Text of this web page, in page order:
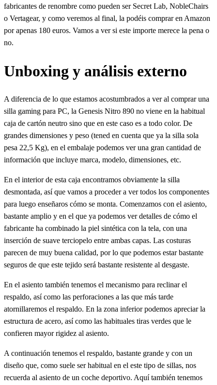
fabricantes de renombre como pueden ser Secret Lab, NobleChairs
o Vertagear, y como veremos al final, la podéis comprar en Amazon
por apenas 180 euros. Vamos a ver si este importe merece la pena o
no.
Unboxing y análisis externo
A diferencia de lo que estamos acostumbrados a ver al comprar una
silla gaming para PC, la Genesis Nitro 890 no viene en la habitual
caja de cartón neutro sino que en este caso es a todo color. De
grandes dimensiones y peso (tened en cuenta que ya la silla sola
pesa 22,5 Kg), en el embalaje podemos ver una gran cantidad de
información que incluye marca, modelo, dimensiones, etc.
En el interior de esta caja encontramos obviamente la silla
desmontada, así que vamos a proceder a ver todos los componentes
para luego enseñaros cómo se monta. Comenzamos con el asiento,
bastante amplio y en el que ya podemos ver detalles de cómo el
fabricante ha combinado la piel sintética con la tela, con una
inserción de suave terciopelo entre ambas capas. Las costuras
parecen de muy buena calidad, por lo que podemos estar bastante
seguros de que este tejido será bastante resistente al desgaste.
En el asiento también tenemos el mecanismo para reclinar el
respaldo, así como las perforaciones a las que más tarde
atornillaremos el respaldo. En la zona inferior podemos apreciar la
estructura de acero, así como las habituales tiras verdes que le
confieren mayor rigidez al asiento.
A continuación tenemos el respaldo, bastante grande y con un
diseño que, como suele ser habitual en el este tipo de sillas, nos
recuerda al asiento de un coche deportivo. Aquí también tenemos